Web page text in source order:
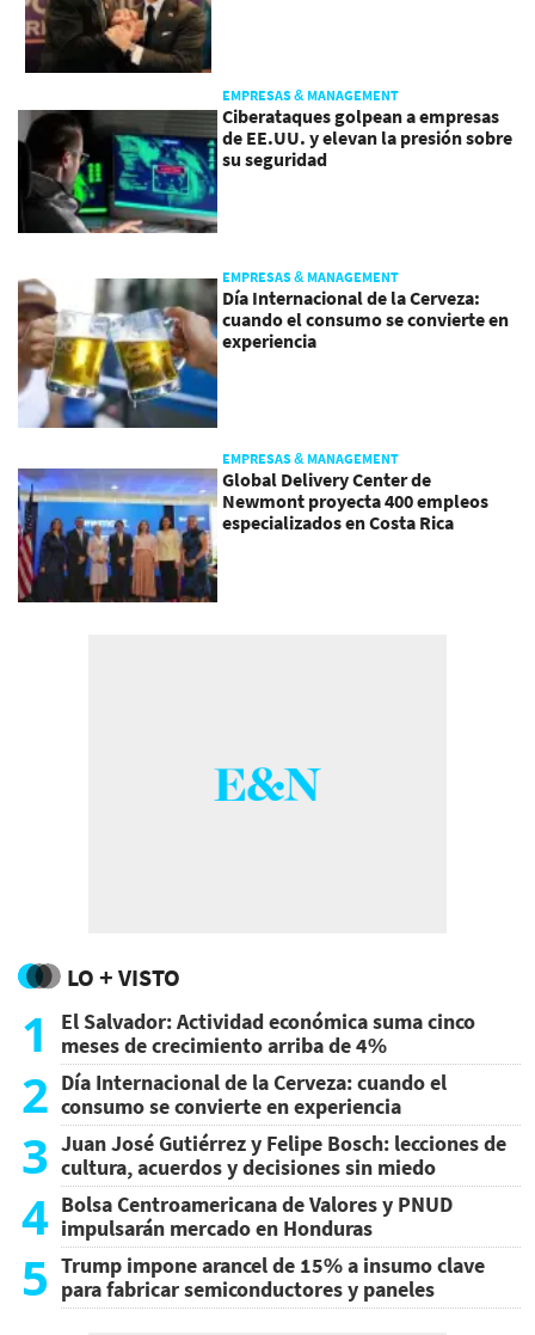
EMPRESAS & MANAGEMENT
Ciberataques golpean a empresas
de EE.UU. y elevan la presión sobre
su seguridad
EMPRESAS & MANAGEMENT
Día Internacional de la Cerveza:
cuando el consumo se convierte en
experiencia
EMPRESAS & MANAGEMENT
Global Delivery Center de
Newmont proyecta 400 empleos
especializados en Costa Rica
LO + VISTO
1
El Salvador: Actividad económica suma cinco
meses de crecimiento arriba de 4%
2 Día Internacional de la Cerveza: cuando el
consumo se convierte en experiencia
3 Juan José Gutiérrez y Felipe Bosch: lecciones de
cultura, acuerdos y decisiones sin miedo
4 Bolsa Centroamericana de Valores y PNUD
impulsarán mercado en Honduras
5 Trump impone arancel de 15% a insumo clave
para fabricar semiconductores y paneles